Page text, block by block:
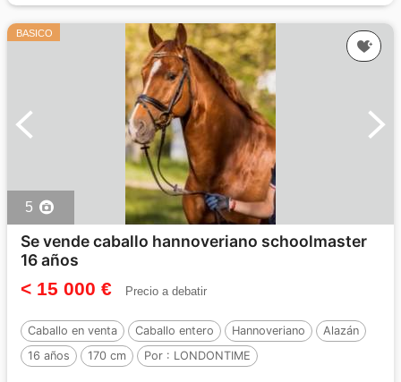
BASICO
5
Se vende caballo hannoveriano schoolmaster
16 años
< 15 000 € Precio a debatir
Caballo en venta Caballo entero Hannoveriano
Alazán
16 años
170 cm Por : LONDONTIME